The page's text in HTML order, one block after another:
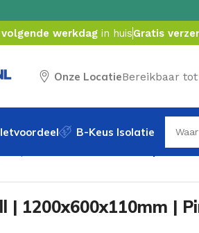
volgende werkdag in huisGratis
Onze LocatieBereikbaar tot
B-Keus Isolatie
Recticel Eurowall |
| 1200x600x110mm |